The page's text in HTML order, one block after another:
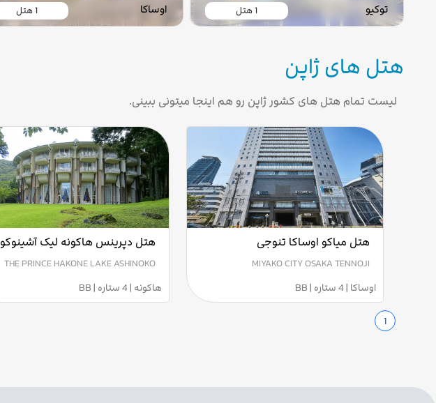
توکیو 1 هتل اوساکا 1 هتل
هتل های ژاپن
لیست تمام هتل های کشور ژاپن رو هم اینجا میتونی ببینی.
هتل میاکو اوساکا تنوجی
MIYAKO CITY OSAKA TENNOJI
اوساکا | 4 ستاره | BB
هتل دپرینس هاکونه لیک آشینوکو
THE PRINCE HAKONE LAKE ASHINOKO
هاکونه | 4 ستاره | BB
1